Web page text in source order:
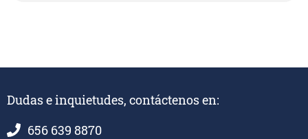
Dudas e inquietudes, contáctenos en:
656 639 8870